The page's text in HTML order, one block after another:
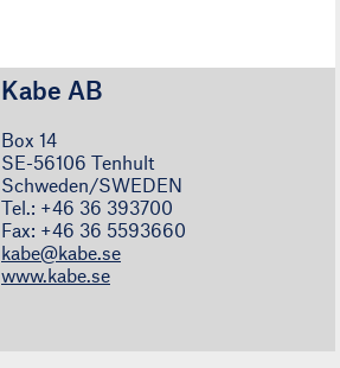
Kabe AB
Box 14
SE-56106 Tenhult
Schweden/SWEDEN
Tel.: +46 36 393700
Fax: +46 36 5593660
kabe@kabe.se
www.kabe.se